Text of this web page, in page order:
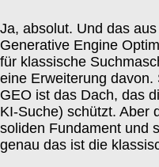
Ja, absolut. Und das
Generative Engine
für klassische
eine Erweiterung davon.
GEO ist das Dach, das
KI-Suche) schützt. Aber
soliden Fundament und
genau das ist die